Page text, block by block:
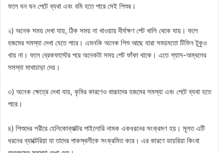
ফলে ঘন ঘন পেটে ব্যথা এবং বমি হতে পারে সেই শিশুর।
২) অনেক সময় দেখা যায়, ঠিক সময় না খাওয়ায় দীর্ঘক্ষণ পেট খালি থেকে যায়। ফলে
হজমের সমস্যা দেখা যেতে পারে। এমনকি অনেক শিশু আছে যারা সময়মতো টিফিন টুকুও
খায় না। ফলে ব্রেকফাস্টের পরে অনেকটা সময় পেট ফাঁকা থাকে। এতে গ্যাস-অম্বলের
সমস্যা মাথাচাড়া দেয়।
৩) অনেক ক্ষেত্রে দেখা যায়, কৃমির কারণেও বাচ্চাদের হজমের সমস্যা এবং পেটে ব্যথা হতে
পারে।
৪) শিশুদের শরীরে হেলিকোব্যাক্টর পাইলোরি নামক একধরনের সংক্রমণ হয়। মূলত এটি
ধরনের ব্যাক্টেরিয়া যা তাদের পাকস্থলীকে সংক্রমিত করে। এর কারণে ডায়রিয়া কিংবা